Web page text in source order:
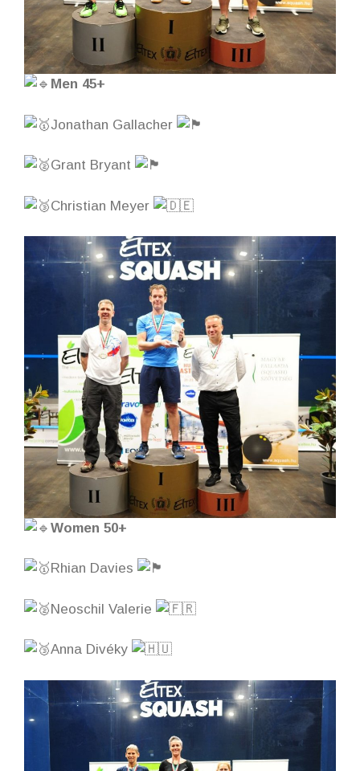
Men 45+
Jonathan Gallacher
Grant Bryant
Christian Meyer
Women 50+
Rhian Davies
Neoschil Valerie
Anna Divéky